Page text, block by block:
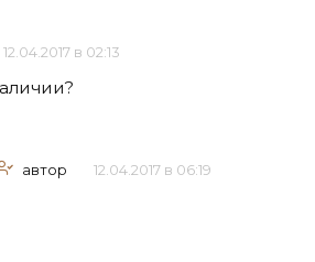
12.04.2017 в 02:13
автор 12.04.2017 в 06:19